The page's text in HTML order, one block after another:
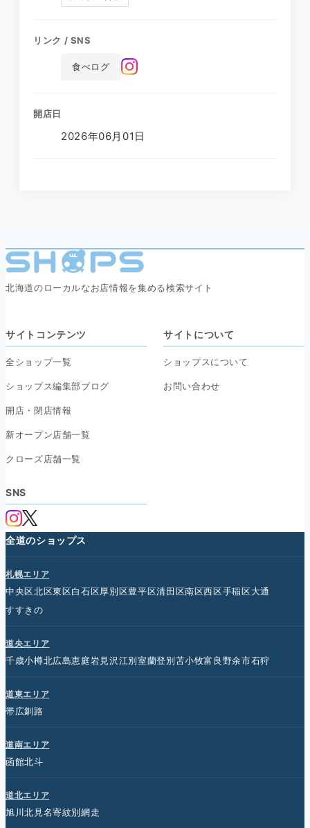
リンク / SNS
食べログ
開店日
2026年06月01日
北海道のローカルなお店情報を集める検索サイト
サイトコンテンツ
全ショップ一覧
ショップス編集部ブログ
開店・閉店情報
新オープン店舗一覧
クローズ店舗一覧
サイトについて
ショップスについて
お問い合わせ
SNS
全道のショップス
札幌エリア
中央区北区東区白石区厚別区豊平区清田区南区西区手稲区大通
すすきの
道央エリア
千歳小樽北広島恵庭岩見沢江別室蘭登別苫小牧富良野余市石狩
道東エリア
帯広釧路
道南エリア
函館北斗
道北エリア
旭川北見 名寄紋別網走